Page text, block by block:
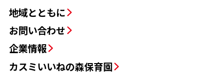
地域とともに
お問い合わせ
企業情報
カスミいいねの森保育園